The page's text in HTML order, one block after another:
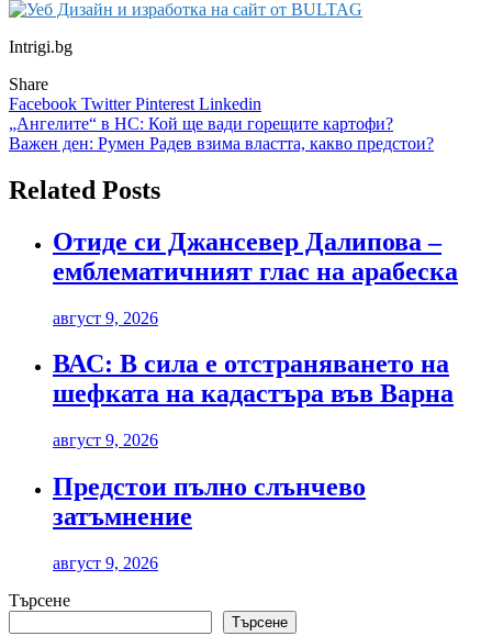
Intrigi.bg
Share
Facebook TwitterPinterest Linkedin
Навигация
„Ангелите“ в НС: Кой ще вади горещите картофи?
Важен ден: Румен Радев взима властта, какво предстои?
Related Posts
Отиде си Джансевер Далипова –
емблематичният глас на арабеска
август 9, 2026
ВАС: В сила е отстраняването на
шефката на кадастъра във Варна
август 9, 2026
Предстои пълно слънчево
затъмнение
август 9, 2026
Търсене
Търсене